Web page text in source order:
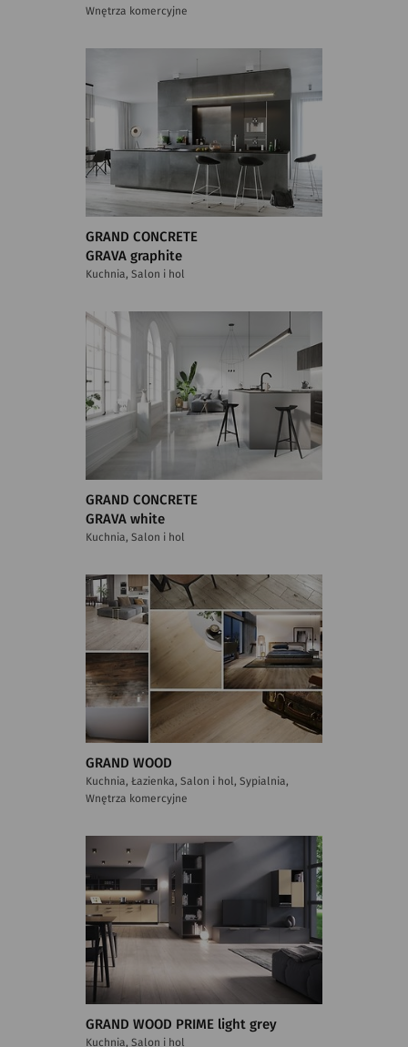
Wnętrza komercyjne
GRAND CONCRETE
GRAVA graphite
Kuchnia, Salon i hol
GRAND CONCRETE
GRAVA white
Kuchnia, Salon i hol
GRAND WOOD
Kuchnia, Łazienka, Salon i hol, Sypialnia,
Wnętrza komercyjne
GRAND WOOD PRIME light grey
Kuchnia, Salon i hol